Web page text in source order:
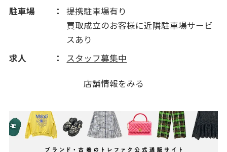
駐車場
提携駐車場有り
買取成立のお客様に近隣駐車場サービ
スあり
求人
スタッフ募集中
店舗情報をみる